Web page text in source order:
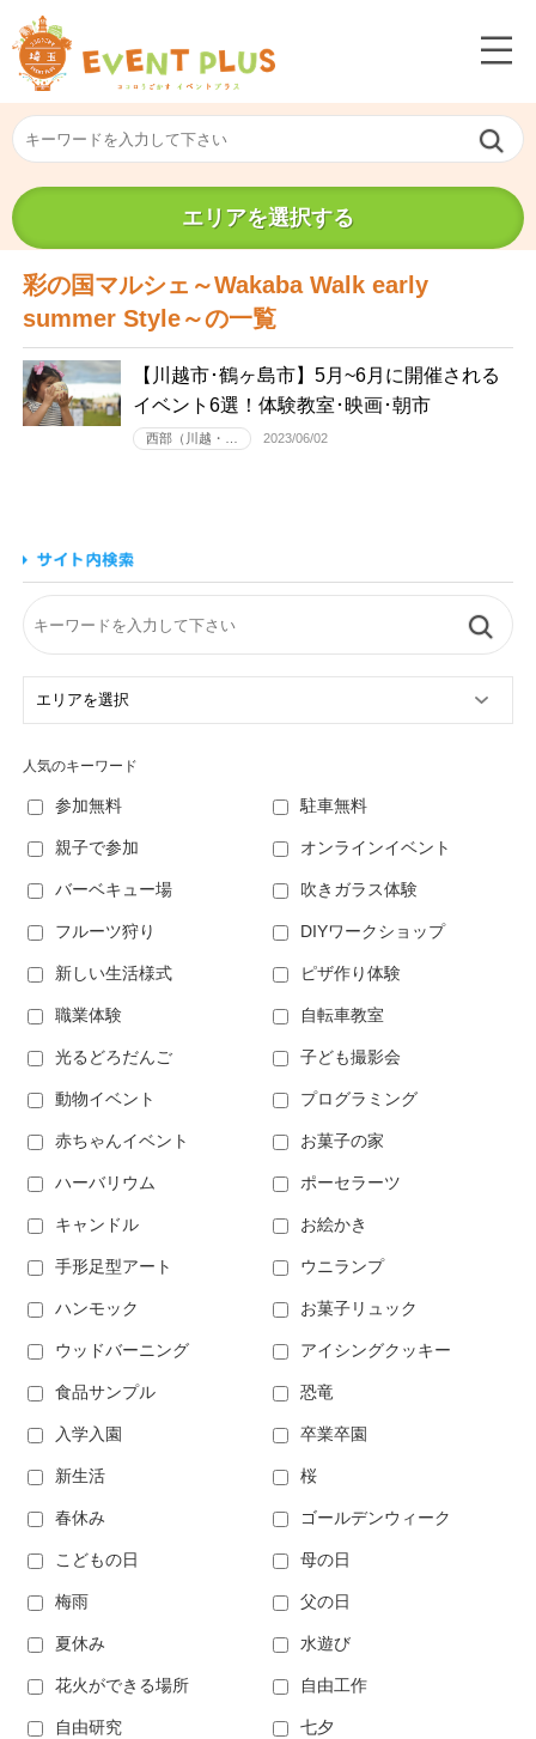
エリアを選択する
彩の国マルシェ～Wakaba Walk early
summer Style～の一覧
【川越市･鶴ヶ島市】5月~6月に開催される
イベント6選！体験教室･映画･朝市
西部（川越・… 2023/06/02
人気のキーワード
参加無料 駐車無料
親子で参加 オンラインイベント
バーベキュー場 吹きガラス体験
フルーツ狩り DIYワークショップ
新しい生活様式 ピザ作り体験
職業体験 自転車教室
光るどろだんご 子ども撮影会
動物イベント プログラミング
赤ちゃんイベント お菓子の家
ハーバリウム ポーセラーツ
キャンドル お絵かき
手形足型アート ウニランプ
ハンモック お菓子リュック
ウッドバーニング アイシングクッキー
食品サンプル 恐竜
入学入園 卒業卒園
新生活 桜
春休み ゴールデンウィーク
こどもの日 母の日
梅雨 父の日
夏休み 水遊び
花火ができる場所 自由工作
自由研究 七夕